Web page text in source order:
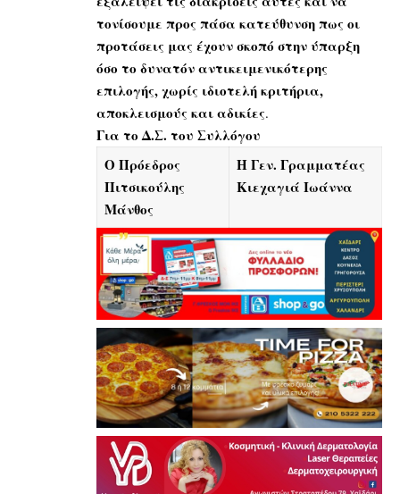
τονίσουμε προς πάσα κατεύθυνση πως οι
προτάσεις μας έχουν σκοπό στην ύπαρξη
όσο το δυνατόν αντικειμενικότερης
επιλογής, χωρίς ιδιοτελή κριτήρια,
αποκλεισμούς και αδικίες.
Για το Δ.Σ. του Συλλόγου
Ο Πρόεδρος
Πιτσικούλης
Μάνθος
Η Γεν. Γραμματέας
Κιεχαγιά Ιωάννα